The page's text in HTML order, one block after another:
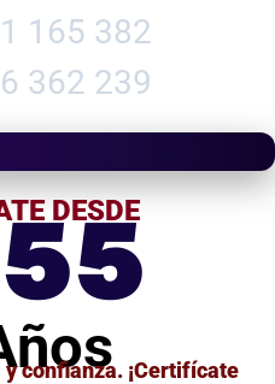
165 382
362 239
DESDE
confianza. ¡Certifícate